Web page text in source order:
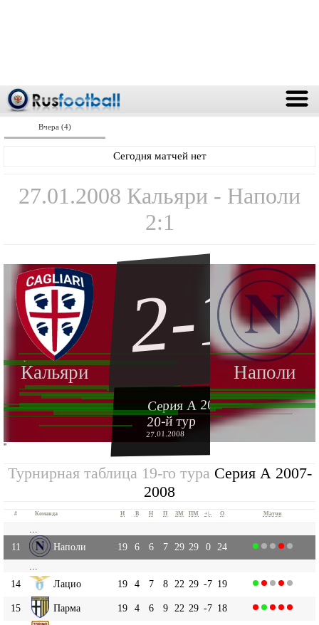
Вчера (4)
Сегодня матчей нет
27.01.2008 Кальяри - Наполи
2:1
Кальяри Наполи
2-1
Серия А 2007-2008
20-й тур
27.01.2008
''
Турнирная таблица 19-го тура Серия А 2007-
2008
# Команда И В Н П ЗМ ПМ +|- О Матчи
11
Наполи 19 6 6 7 29 29 0
24
14
Лацио 19 4 7 8 22 29 -7 19
15 Парма 19 4 6 9 22 29 -7 18